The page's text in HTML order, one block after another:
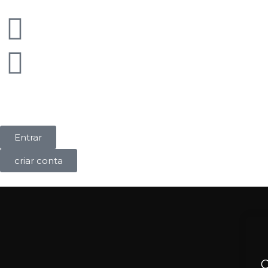
Entrar
criar conta